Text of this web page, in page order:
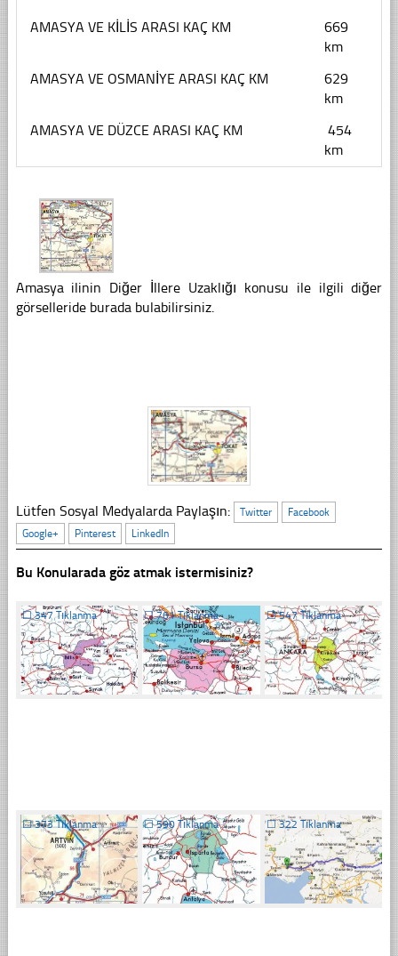
AMASYA VE KİLİS ARASI KAÇ KM
669
km
AMASYA VE OSMANİYE ARASI KAÇ KM
629
km
AMASYA VE DÜZCE ARASI KAÇ KM
454
km
Amasya ilinin Diğer İllere Uzaklığı konusu ile ilgili diğer
görselleride burada bulabilirsiniz.
Lütfen Sosyal Medyalarda Paylaşın: Twitter
Facebook
Google+
Pinterest LinkedIn
Bu Konularada göz atmak istermisiniz?
☐347 Tıklanma ☐761 Tıklanma ☐547 Tıklanma
☐373 Tıklanma ☐590 Tıklanma ☐322 Tıklanma